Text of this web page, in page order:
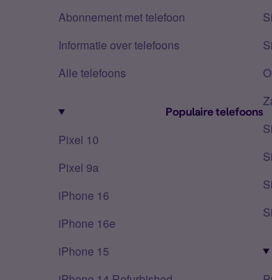
Abonnement met telefoon
Informatie over telefoons
Alle telefoons
Populaire telefoons
Pixel 10
Pixel 9a
iPhone 16
iPhone 16e
iPhone 15